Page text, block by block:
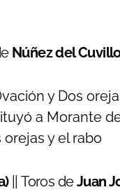
Núñez del
y Dos
a Morante
y el rabo
|| Toros deJuan